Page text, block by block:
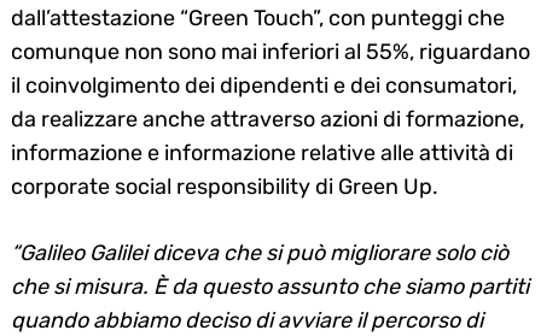
dall’attestazione “Green Touch”, con punteggi che
comunque non sono mai inferiori al 55%, riguardano
il coinvolgimento dei dipendenti e dei consumatori,
da realizzare anche attraverso azioni di formazione,
informazione e informazione relative alle attività di
corporate social responsibility di Green Up.
“Galileo Galilei diceva che si può migliorare solo ciò
che si misura. È da questo assunto che siamo partiti
quando abbiamo deciso di avviare il percorso di